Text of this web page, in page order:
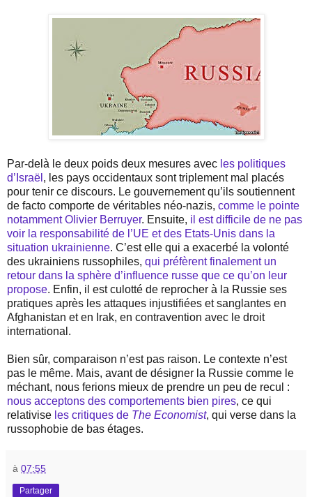
Par-delà le deux poids deux mesures avec les politiques
d’Israël , les pays occidentaux sont triplement mal placés
pour tenir ce discours. Le gouvernement qu’ils soutiennent
de facto comporte de véritables néo-nazis, comme le pointe
notamment Olivier Berruyer. Ensuite, il est difficile de ne pas
voir la responsabilité de l’UE et des Etats-Unis dans la
situation ukrainienne. C’est elle qui a exacerbé la volonté
des ukrainiens russophiles, qui préfèrent finalement un
retour dans la sphère d’influence russe que ce qu’on leur
propose. Enfin, il est culotté de reprocher à la Russie ses
pratiques après les attaques injustifiées et sanglantes en
Afghanistan et en Irak, en contravention avec le droit
international.
Bien sûr, comparaison n’est pas raison. Le contexte n’est
pas le même. Mais, avant de désigner la Russie comme le
méchant, nous ferions mieux de prendre un peu de recul :
nous acceptons des comportements bien pires, ce qui
relativise les critiques de The Economist, qui verse dans la
russophobie de bas étages.
à 07:55
Partager